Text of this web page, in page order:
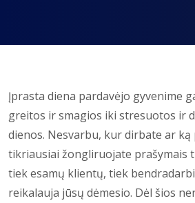
Įprasta diena pardavėjo gyvenime
greitos ir smagios iki stresuotos ir
dienos. Nesvarbu, kur dirbate ar ką
tikriausiai žongliruojate prašymais
tiek esamų klientų, tiek
reikalauja jūsų dėmesio. Dėl šios